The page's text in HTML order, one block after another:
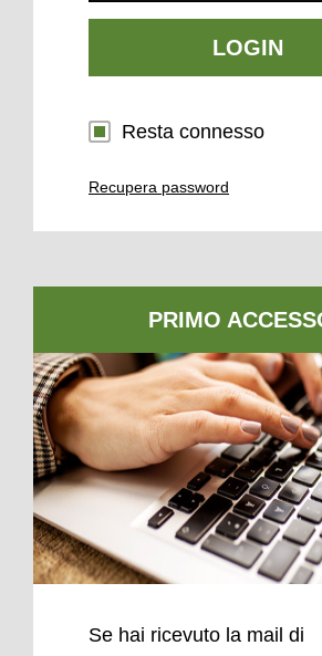
LOGIN
Resta connesso
Recupera password
Se hai ricevuto la mail di